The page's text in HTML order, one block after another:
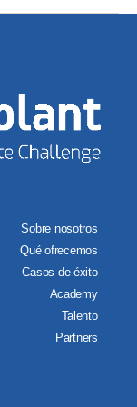
Sobre nosotros
Qué ofrecemos
Casos de éxito
Academy
Talento
Partners